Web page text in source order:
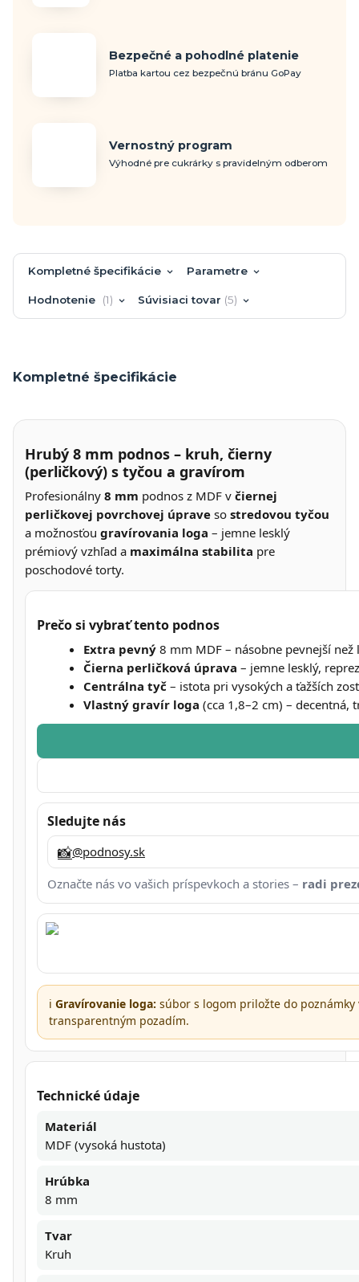
Bezpečné a pohodlné platenie
Platba kartou cez bezpečnú bránu GoPay
Vernostný program
Výhodné pre cukrárky s pravidelným odberom
Kompletné špecifikácie Parametre
Hodnotenie 1 Súvisiaci tovar 5
Kompletné špecifikácie
Hrubý 8 mm podnos – kruh, čierny
(perličkový) s tyčou a gravírom
Profesionálny 8 mm podnos z MDF v čiernej
perličkovej povrchovej úprave so stredovou tyčou
a možnosťou gravírovania loga – jemne lesklý
prémiový vzhľad a maximálna stabilita pre
poschodové torty.
Prečo si vybrať tento podnos
Extra pevný 8 mm MDF – násobne pevnejší
Čierna perličková úprava – jemne lesklý,
Centrálna tyč – istota pri vysokých a ťažších
Vlastný gravír loga (cca 1,8–2 cm) – decentná,
Sledujte nás
📸@podnosy.sk
Označte nás vo vašich príspevkoch a stories – radi
ℹ️ Gravírovanie loga: súbor s logom priložte do
transparentným pozadím.
Technické údaje
Materiál
MDF (vysoká hustota)
Hrúbka
8 mm
Tvar
Kruh